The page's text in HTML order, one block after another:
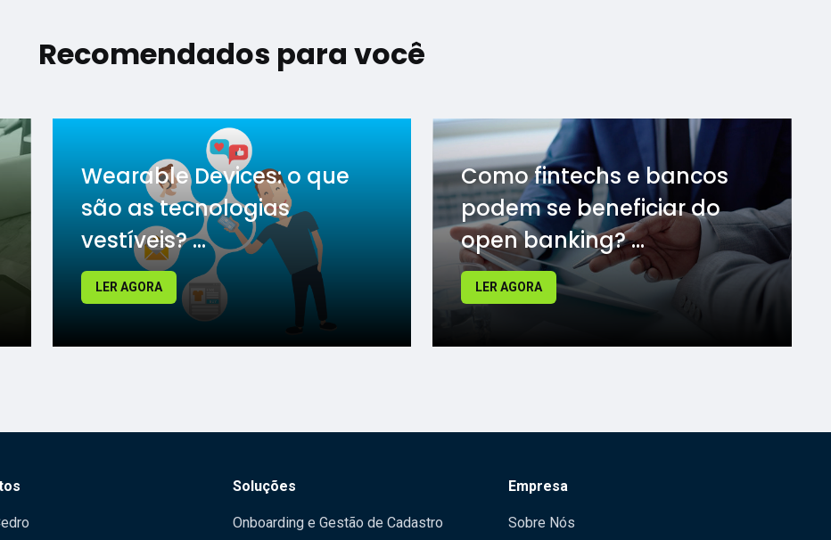
Recomendados para você
Wearable Devices: o que
são as tecnologias
vestíveis? ...
LER AGORA
Como fintechs e bancos
podem se beneficiar do
open banking? ...
LER AGORA
Soluções
Onboarding e Gestão de Cadastro
Empresa
Sobre Nós